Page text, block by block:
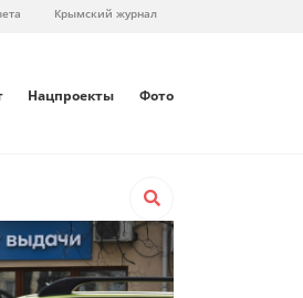
Крымский журнал
Нацпроекты Фото